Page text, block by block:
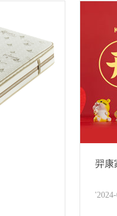
羿康